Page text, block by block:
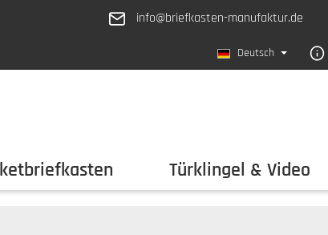
info@briefkasten-manufaktur.de
Deutsch
Türklingel & Video